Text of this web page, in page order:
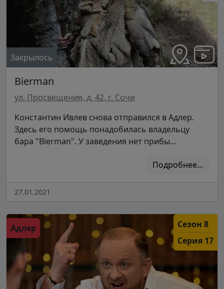
Закрылось
Bierman
ул. Просвещения, д. 42, г. Сочи
Константин Ивлев снова отправился в Адлер.
Здесь его помощь понадобилась владельцу
бара "Bierman". У заведения нет прибы...
Подробнее...
27.01.2021
Адлер
Сезон 8
Серия 17